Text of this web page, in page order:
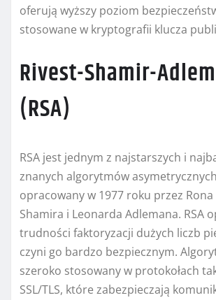
oferują wyższy poziom
stosowane w kryptografii klucza
Rivest-Shamir-
(RSA)
RSA jest jednym z najstarszych i
znanych algorytmów
opracowany w 1977 roku przez Rona
Shamira i Leonarda Adlemana. RSA
trudności faktoryzacji dużych liczb
czyni go bardzo bezpiecznym.
szeroko stosowany w protokołach
SSL/TLS, które zabezpieczają